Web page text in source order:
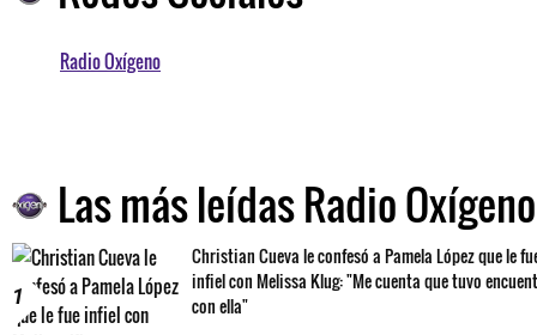
Radio Oxígeno
Las más leídas Radio Oxígeno
1
Christian Cueva le confesó a Pamela López que le
infiel con Melissa Klug: "Me cuenta que tuvo
con ella"